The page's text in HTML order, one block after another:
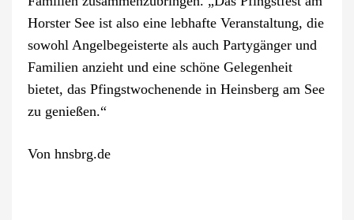
Horster See ist also eine lebhafte Veranstaltung, die
sowohl Angelbegeisterte als auch Partygänger und
Familien anzieht und eine schöne Gelegenheit
bietet, das Pfingstwochenende in Heinsberg am See
zu genießen.“
Von hnsbrg.de